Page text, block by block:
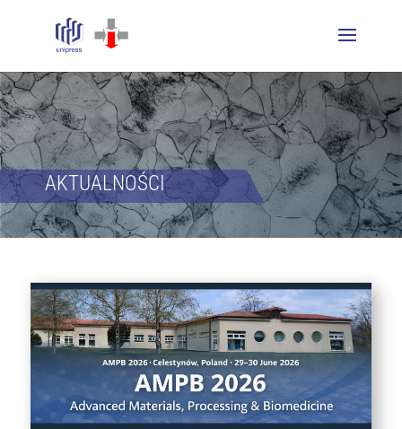
AKTUALNOŚCI